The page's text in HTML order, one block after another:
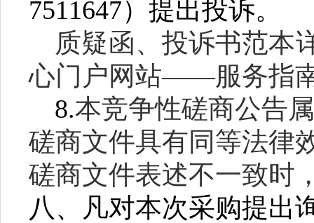
7511647）提出投诉。
质疑函、投诉书范本
心门户网站——服务指
8.本竞争性磋商公告
磋商文件具有同等法律
磋商文件表述不一致时
八、凡对本次采购提出